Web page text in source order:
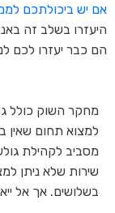
אם יש ביכולתכם
היעזרו בשלב זה
הם כבר יעזרו לכם
מחקר השוק כולל
למצוא תחום שאין
מסביב לקהילת
שירות שלא ניתן
בשלושים. אך אל